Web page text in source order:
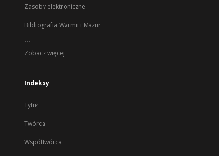
Zasoby elektroniczne
Bibliografia Warmii i Mazur
...
Zobacz więcej
Indeksy
Tytuł
Twórca
Współtwórca